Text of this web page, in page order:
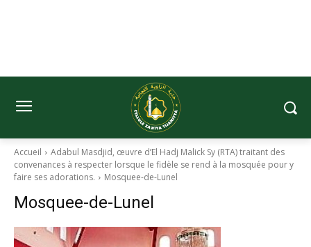
Accueil
Adabul Masdjid, œuvre d’El Hadj Malick Sy (RTA) traitant des
convenances à respecter lorsque le fidèle se rend à la mosquée pour y
faire ses adorations.
Mosquee-de-Lunel
Mosquee-de-Lunel